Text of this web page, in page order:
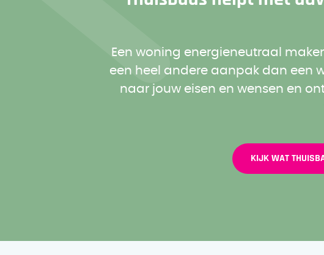
Een woning energieneutraal
een heel andere aanpak dan een
naar jouw eisen en wensen en
KIJK WAT